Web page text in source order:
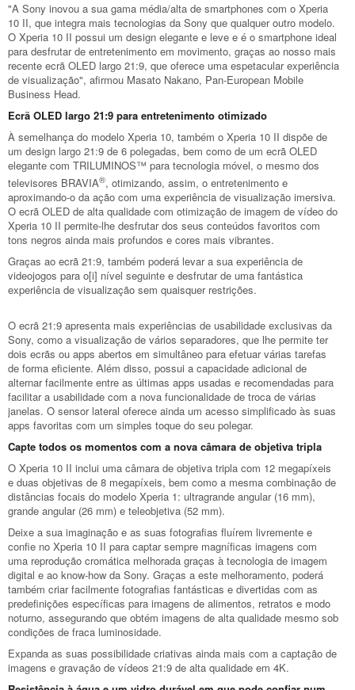
"A Sony inovou a sua gama média/alta de smartphones com o Xperia
10 II, que integra mais tecnologias da Sony que qualquer outro modelo.
O Xperia 10 II possui um design elegante e leve e é o smartphone ideal
para desfrutar de entretenimento em movimento, graças ao nosso mais
recente ecrã OLED largo 21:9, que oferece uma espetacular experiência
de visualização", afirmou Masato Nakano, Pan-European Mobile
Business Head.
Ecrã OLED largo 21:9 para entretenimento otimizado
À semelhança do modelo Xperia 10, também o Xperia 10 II dispõe de
um design largo 21:9 de 6 polegadas, bem como de um ecrã OLED
elegante com TRILUMINOS™ para tecnologia móvel, o mesmo dos
televisores BRAVIA®, otimizando, assim, o entretenimento e
aproximando-o da ação com uma experiência de visualização imersiva.
O ecrã OLED de alta qualidade com otimização de imagem de vídeo do
Xperia 10 II permite-lhe desfrutar dos seus conteúdos favoritos com
tons negros ainda mais profundos e cores mais vibrantes.
Graças ao ecrã 21:9, também poderá levar a sua experiência de
videojogos para o[i] nível seguinte e desfrutar de uma fantástica
experiência de visualização sem quaisquer restrições.
O ecrã 21:9 apresenta mais experiências de usabilidade exclusivas da
Sony, como a visualização de vários separadores, que lhe permite ter
dois ecrãs ou apps abertos em simultâneo para efetuar várias tarefas
de forma eficiente. Além disso, possui a capacidade adicional de
alternar facilmente entre as últimas apps usadas e recomendadas para
facilitar a usabilidade com a nova funcionalidade de troca de várias
janelas. O sensor lateral oferece ainda um acesso simplificado às suas
apps favoritas com um simples toque do seu polegar.
Capte todos os momentos com a nova câmara de objetiva tripla
O Xperia 10 II inclui uma câmara de objetiva tripla com 12 megapíxeis
e duas objetivas de 8 megapíxeis, bem como a mesma combinação de
distâncias focais do modelo Xperia 1: ultragrande angular (16 mm),
grande angular (26 mm) e teleobjetiva (52 mm).
Deixe a sua imaginação e as suas fotografias fluírem livremente e
confie no Xperia 10 II para captar sempre magníficas imagens com
uma reprodução cromática melhorada graças à tecnologia de imagem
digital e ao know-how da Sony. Graças a este melhoramento, poderá
também criar facilmente fotografias fantásticas e divertidas com as
predefinições específicas para imagens de alimentos, retratos e modo
noturno, assegurando que obtém imagens de alta qualidade mesmo sob
condições de fraca luminosidade.
Expanda as suas possibilidade criativas ainda mais com a captação de
imagens e gravação de vídeos 21:9 de alta qualidade em 4K.